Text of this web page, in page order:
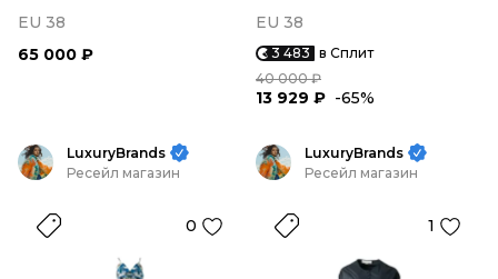
EU 38
65 000 ₽
EU 38
3 483 в Сплит
40 000 ₽
13 929 ₽ -65%
LuxuryBrands
Ресейл магазин
0
LuxuryBrands
Ресейл магазин
1